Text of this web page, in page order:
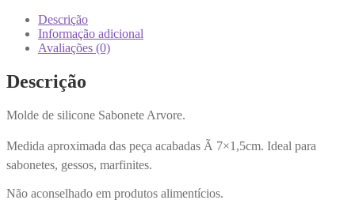
Descrição
Informação adicional
Avaliações (0)
Descrição
Molde de silicone Sabonete Arvore.
Medida aproximada das peça acabadas Ã 7×1,5cm. Ideal para
sabonetes, gessos, marfinites.
Não aconselhado em produtos alimentícios.